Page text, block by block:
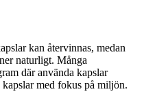
kan återvinnas, medan
naturligt. Många
där använda kapslar
med fokus på miljön.